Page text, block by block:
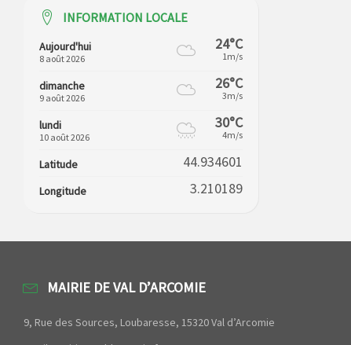
INFORMATION LOCALE
Aujourd'hui
8 août 2026
24°C
1m/s
dimanche
9 août 2026
26°C
3m/s
lundi
10 août 2026
30°C
4m/s
Latitude 44.934601
Longitude 3.210189
MAIRIE DE VAL D’ARCOMIE
9, Rue des Sources, Loubaresse, 15320 Val d’Arcomie